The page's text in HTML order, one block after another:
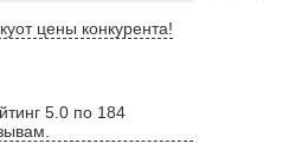
от цены конкурента!
5.0 по 184